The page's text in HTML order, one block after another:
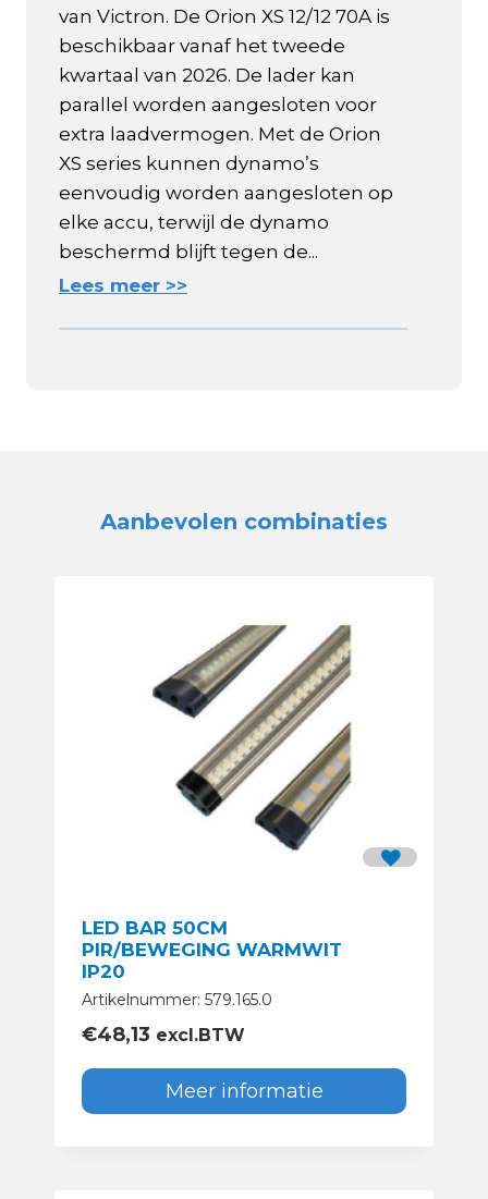
van Victron. De Orion XS 12/12 70A is
beschikbaar vanaf het tweede
kwartaal van 2026. De lader kan
parallel worden aangesloten voor
extra laadvermogen. Met de Orion
XS series kunnen dynamo’s
eenvoudig worden aangesloten op
elke accu, terwijl de dynamo
beschermd blijft tegen de...
Lees meer >>
Aanbevolen combinaties
LED BAR 50CM
PIR/BEWEGING WARMWIT
IP20
Artikelnummer: 579.165.0
€48,13 excl.BTW
Meer informatie